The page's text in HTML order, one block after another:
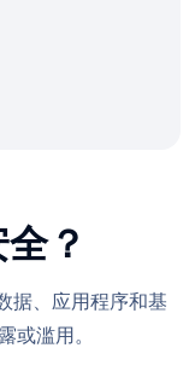
？
据、应用程序和基
或滥用。